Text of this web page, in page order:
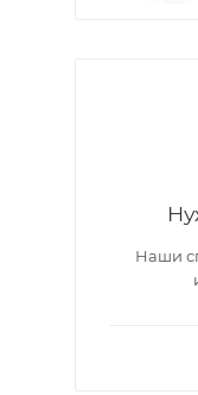
Наши